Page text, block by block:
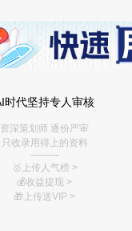
时代坚持专人审核
资深策划师 逐份严审
只收录用得上的资料
———
🥇上传人气榜 >
💰收益提现 >
🎁上传送VIP >